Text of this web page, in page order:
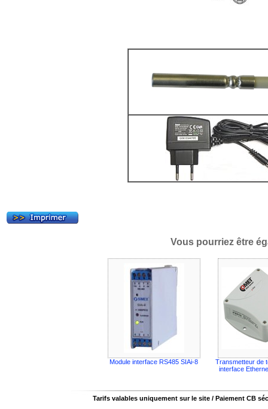
Vous pourriez être
Module interface RS485 SIAi-8
Transmetteur de
interface
Tarifs valables uniquement sur le site / Paiement CB